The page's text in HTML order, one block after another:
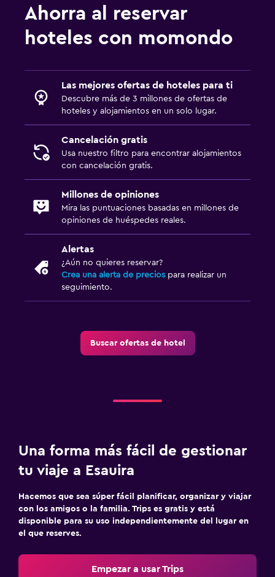
Ahorra al reservar
hoteles con momondo
Las mejores ofertas de hoteles para ti
Descubre más de 3 millones de ofertas de
hoteles y alojamientos en un solo lugar.
Cancelación gratis
Usa nuestro filtro para encontrar alojamientos
con cancelación gratis.
Millones de opiniones
Mira las puntuaciones basadas en millones de
opiniones de huéspedes reales.
Alertas
¿Aún no quieres reservar?
Crea una alerta de precios para realizar un
seguimiento.
Buscar ofertas de hotel
Una forma más fácil de gestionar
tu viaje a Esauira
Hacemos que sea súper fácil planificar, organizar y viajar
con los amigos o la familia. Trips es gratis y está
disponible para su uso independientemente del lugar en
el que reserves.
Empezar a usar Trips